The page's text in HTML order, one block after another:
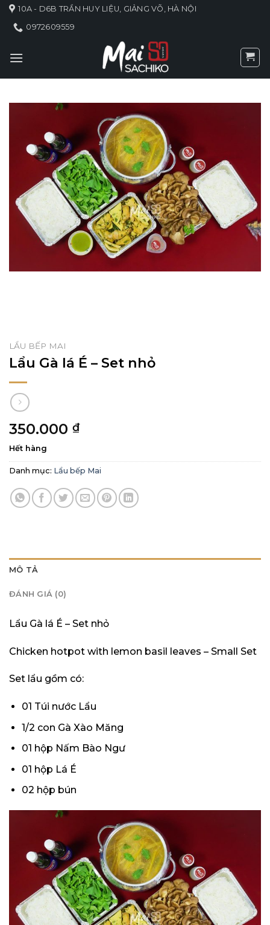
Skip10A - D6B TRẦN HUY LIỆU, GIẢNG VÕ, HÀ NỘI
0972609559
LẨU BẾP MAI
Lẩu Gà lá É – Set nhỏ
350.000 ₫
Hết hàng
Danh mục: Lẩu bếp Mai
MÔ TẢ
ĐÁNH GIÁ (0)
Lẩu Gà lá É – Set nhỏ
Chicken hotpot with lemon basil leaves – Small Set
Set lẩu gồm có:
01 Túi nước Lẩu
1/2 con Gà Xào Măng
01 hộp Nấm Bào Ngư
01 hộp Lá É
02 hộp bún